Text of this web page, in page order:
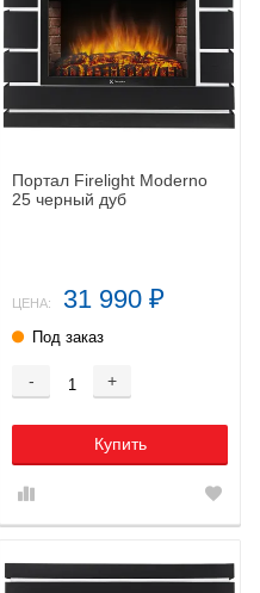
Портал Firelight Moderno
25 черный дуб
ЦЕНА: 31 990 ₽
Под заказ
- +
Купить